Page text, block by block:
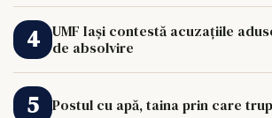
UMF Iași contestă acuzațiile
de absolvire
Postul cu apă, taina prin care